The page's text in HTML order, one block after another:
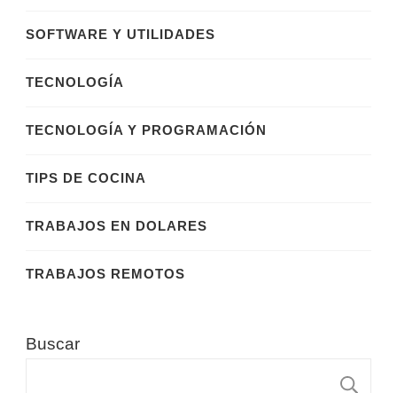
SOFTWARE Y UTILIDADES
TECNOLOGÍA
TECNOLOGÍA Y PROGRAMACIÓN
TIPS DE COCINA
TRABAJOS EN DOLARES
TRABAJOS REMOTOS
Buscar